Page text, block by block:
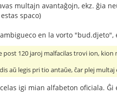
multajn avantaĝojn, ekz. ĝia
spaco)
en la vorto "bud.djeto",
post 120 jaroj malfacilas trovi ion,
aŭ legis pri tio antaŭe, ĉar plej
igi mian alfabeton oficiala.